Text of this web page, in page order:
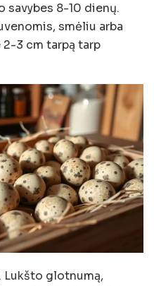
savybes 8-10 dienų.
smėliu arba
3 cm tarpą tarp
Lukšto glotnumą,